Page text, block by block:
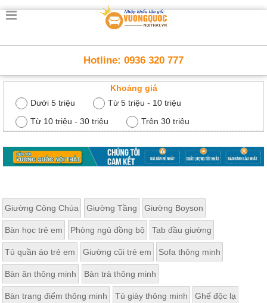
Trang
Thông
thông
Nội
Thất
tầng,
bàn
học, tủ
sách
Nội
Thất
Phòng
Khách
Hotline: 0936 320 777
Khoảng giá
Dưới 5 triệu
Từ 5 triệu - 10 triệu
Từ 10 triệu - 30 triệu
Trên 30 triệu
Giường Công Chúa Giường Tầng Giường Boyson
Bàn học trẻ em Phòng ngủ đồng bộ Tab đầu giường
Tủ quần áo trẻ em Giường cũi trẻ em Sofa thông minh
Bàn ăn thông minh Bàn trà thông minh
Bàn trang điểm thông minh Tủ giày thông minh Ghế độc lạ